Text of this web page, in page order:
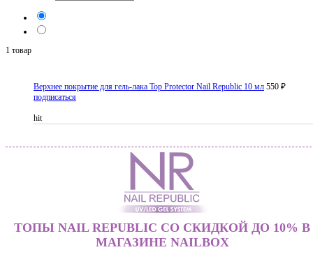
1 товар
Верхнее покрытие для гель-лака Top Protector Nail Republic 10 мл 550 ₽
подписаться
hit
ТОПЫ NAIL REPUBLIC СО СКИДКОЙ ДО 10% В
МАГАЗИНЕ NAILBOX